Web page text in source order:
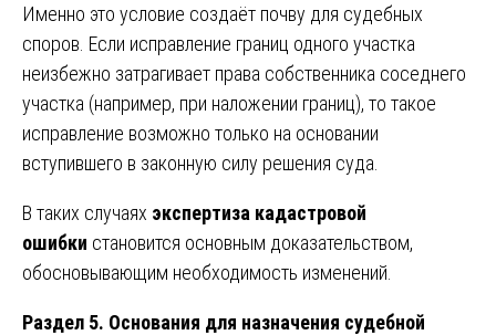
Именно это условие создаёт почву для судебных
споров. Если исправление границ одного участка
неизбежно затрагивает права собственника соседнего
участка (например, при наложении границ), то такое
исправление возможно только на основании
вступившего в законную силу решения суда.
В таких случаях экспертиза кадастровой
ошибки становится основным доказательством,
обосновывающим необходимость изменений.
Раздел 5. Основания для назначения судебной